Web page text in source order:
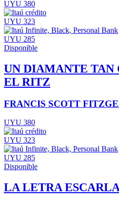
UYU 380
UYU 323
UYU 285
Disponible
UN DIAMANTE TAN
EL RITZ
FRANCIS SCOTT
UYU 380
UYU 323
UYU 285
Disponible
LA LETRA